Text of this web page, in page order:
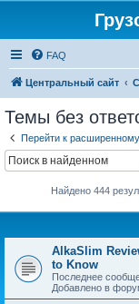
FAQ
Центральный сайт
Темы без
Перейти к
Найдено 444
AlkaSlim
to Know
Последнее
Добавлено в